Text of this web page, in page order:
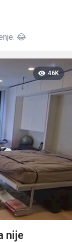
😂
46K
nije